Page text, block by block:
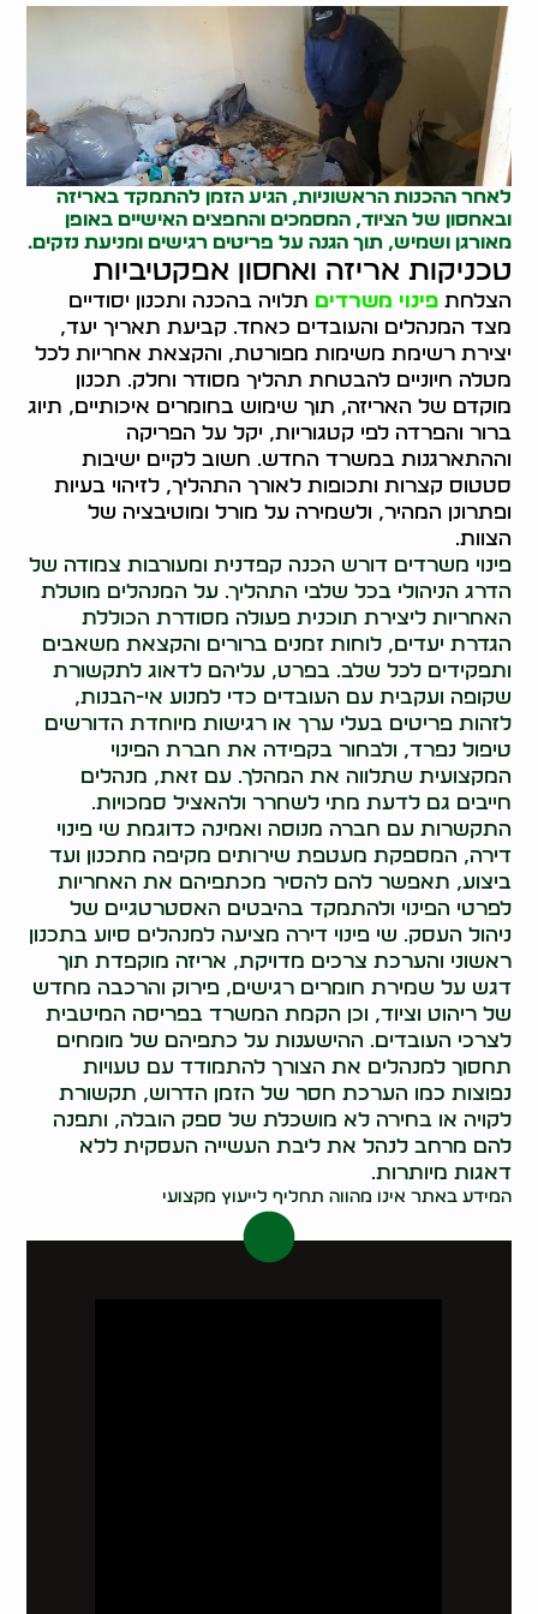
לאחר ההכנות הראשוניות, הגיע הזמן להתמקד באריזה
ובאחסון של הציוד, המסמכים והחפצים האישיים באופן
מאורגן ושמיש, תוך הגנה על פריטים רגישים ומניעת נזקים.
טכניקות אריזה ואחסון אפקטיביות
הצלחתפינוי משרדים תלויה בהכנה ותכנון יסודיים
מצד המנהלים והעובדים כאחד. קביעת תאריך יעד,
יצירת רשימת משימות מפורטת, והקצאת אחריות לכל
מטלה חיוניים להבטחת תהליך מסודר וחלק. תכנון
מוקדם של האריזה, תוך שימוש בחומרים איכותיים, תיוג
ברור והפרדה לפי קטגוריות, יקל על הפריקה
וההתארגנות במשרד החדש. חשוב לקיים ישיבות
סטטוס קצרות ותכופות לאורך התהליך, לזיהוי בעיות
ופתרונן המהיר, ולשמירה על מורל ומוטיבציה של
הצוות.
פינוי משרדים דורש הכנה קפדנית ומעורבות צמודה של
הדרג הניהולי בכל שלבי התהליך. על המנהלים מוטלת
האחריות ליצירת תוכנית פעולה מסודרת הכוללת
הגדרת יעדים, לוחות זמנים ברורים והקצאת משאבים
ותפקידים לכל שלב. בפרט, עליהם לדאוג לתקשורת
שקופה ועקבית עם העובדים כדי למנוע אי-הבנות,
לזהות פריטים בעלי ערך או רגישות מיוחדת הדורשים
טיפול נפרד, ולבחור בקפידה את חברת הפינוי
המקצועית שתלווה את המהלך. עם זאת, מנהלים
חייבים גם לדעת מתי לשחרר ולהאציל סמכויות.
התקשרות עם חברה מנוסה ואמינה כדוגמת שי פינוי
דירה, המספקת מעטפת שירותים מקיפה מתכנון ועד
ביצוע, תאפשר להם להסיר מכתפיהם את האחריות
לפרטי הפינוי ולהתמקד בהיבטים האסטרטגיים של
ניהול העסק. שי פינוי דירה מציעה למנהלים סיוע בתכנון
ראשוני והערכת צרכים מדויקת, אריזה מוקפדת תוך
דגש על שמירת חומרים רגישים, פירוק והרכבה מחדש
של ריהוט וציוד, וכן הקמת המשרד בפריסה המיטבית
לצרכי העובדים. ההישענות על כתפיהם של מומחים
תחסוך למנהלים את הצורך להתמודד עם טעויות
נפוצות כמו הערכת חסר של הזמן הדרוש, תקשורת
לקויה או בחירה לא מושכלת של ספק הובלה, ותפנה
להם מרחב לנהל את ליבת העשייה העסקית ללא
דאגות מיותרות.
המידע באתר אינו מהווה תחליף לייעוץ מקצועי